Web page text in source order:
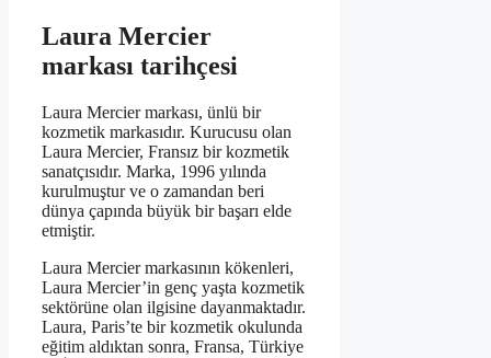
Laura Mercier
markası tarihçesi
Laura Mercier markası, ünlü bir
kozmetik markasıdır. Kurucusu olan
Laura Mercier, Fransız bir kozmetik
sanatçısıdır. Marka, 1996 yılında
kurulmuştur ve o zamandan beri
dünya çapında büyük bir başarı elde
etmiştir.
Laura Mercier markasının kökenleri,
Laura Mercier’in genç yaşta kozmetik
sektörüne olan ilgisine dayanmaktadır.
Laura, Paris’te bir kozmetik okulunda
eğitim aldıktan sonra, Fransa, Türkiye